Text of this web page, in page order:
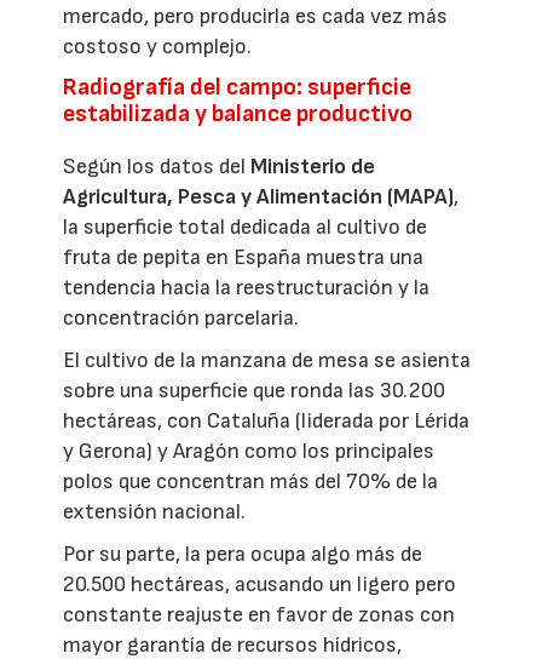
mercado, pero producirla es cada vez más
costoso y complejo.
Radiografía del campo: superficie
estabilizada y balance productivo
Según los datos del Ministerio de
Agricultura, Pesca y Alimentación (MAPA),
la superficie total dedicada al cultivo de
fruta de pepita en España muestra una
tendencia hacia la reestructuración y la
concentración parcelaria.
El cultivo de la manzana de mesa se asienta
sobre una superficie que ronda las 30.200
hectáreas, con Cataluña (liderada por Lérida
y Gerona) y Aragón como los principales
polos que concentran más del 70% de la
extensión nacional.
Por su parte, la pera ocupa algo más de
20.500 hectáreas, acusando un ligero pero
constante reajuste en favor de zonas con
mayor garantía de recursos hídricos,